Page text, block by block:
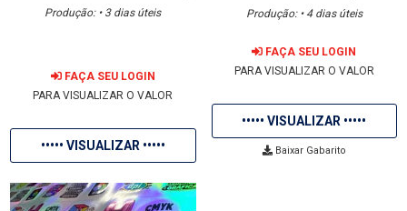
Produção: • 3 dias úteis
FAÇA SEU LOGIN
PARA VISUALIZAR O VALOR
••••• VISUALIZAR •••••
Produção: • 4 dias úteis
FAÇA SEU LOGIN
PARA VISUALIZAR O VALOR
••••• VISUALIZAR •••••
Baixar Gabarito